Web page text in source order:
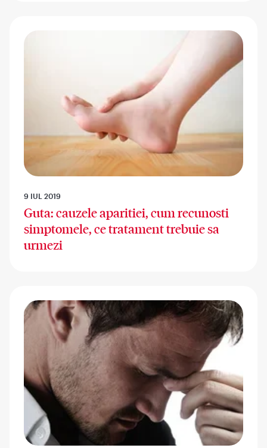
9 IUL 2019
Guta: cauzele aparitiei, cum recunosti
simptomele, ce tratament trebuie sa
urmezi